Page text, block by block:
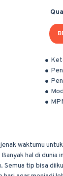
waktumu
hal di
tip bisa